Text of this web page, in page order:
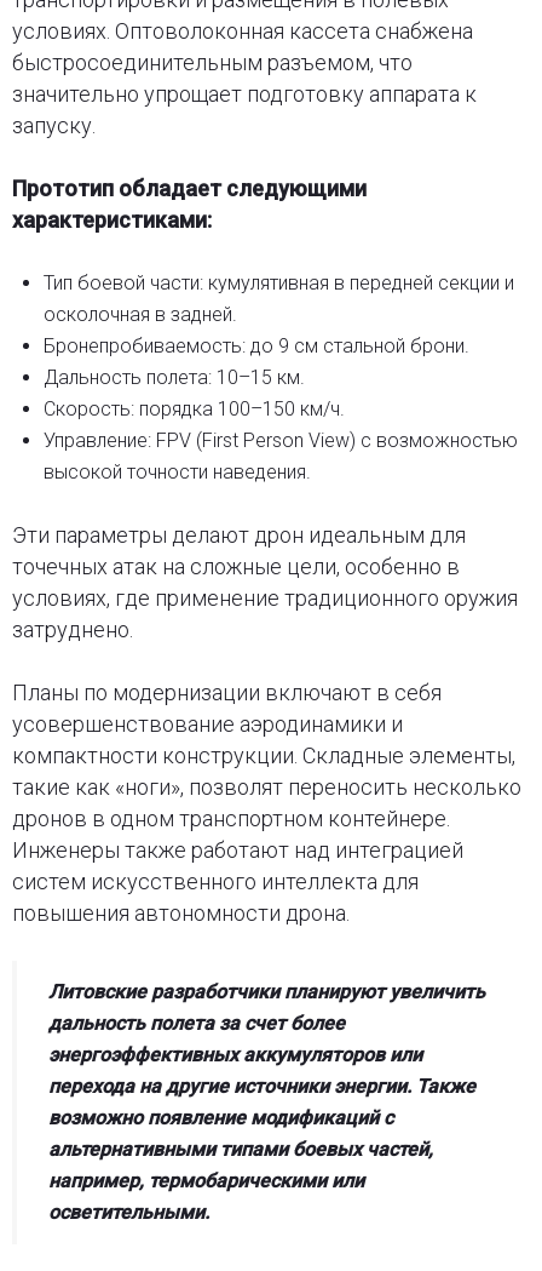
условиях. Оптоволоконная кассета снабжена
быстросоединительным разъемом, что
значительно упрощает подготовку аппарата к
запуску.
Прототип обладает следующими
характеристиками:
Тип боевой части: кумулятивная в передней секции и
осколочная в задней.
Бронепробиваемость: до 9 см стальной брони.
Дальность полета: 10–15 км.
Скорость: порядка 100–150 км/ч.
Управление: FPV (First Person View) с возможностью
высокой точности наведения.
Эти параметры делают дрон идеальным для
точечных атак на сложные цели, особенно в
условиях, где применение традиционного оружия
затруднено.
Планы по модернизации включают в себя
усовершенствование аэродинамики и
компактности конструкции. Складные элементы,
такие как «ноги», позволят переносить несколько
дронов в одном транспортном контейнере.
Инженеры также работают над интеграцией
систем искусственного интеллекта для
повышения автономности дрона.
Литовские разработчики планируют увеличить
дальность полета за счет более
энергоэффективных аккумуляторов или
перехода на другие источники энергии. Также
возможно появление модификаций с
альтернативными типами боевых частей,
например, термобарическими или
осветительными.